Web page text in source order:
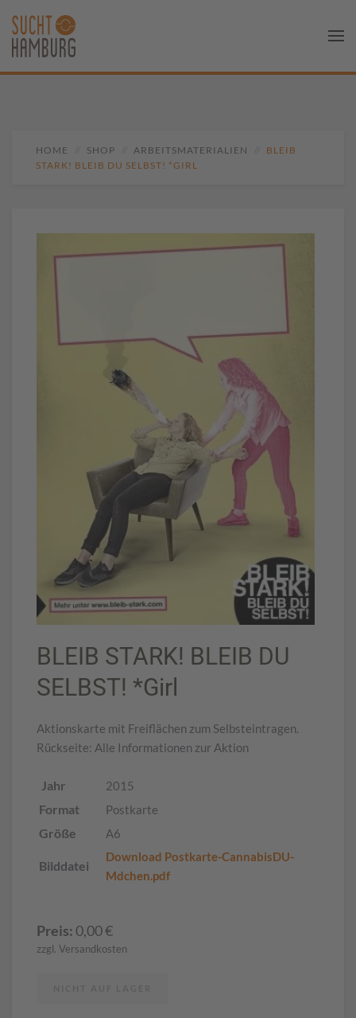
HOME SHOP ARBEITSMATERIALIEN
BLEIB
STARK! BLEIB DU SELBST! *GIRL
BLEIB STARK! BLEIB DU
SELBST! *Girl
Aktionskarte mit Freiflächen zum Selbsteintragen.
Rückseite: Alle Informationen zur Aktion
Jahr 2015
Format Postkarte
Größe A6
Bilddatei
Download Postkarte-CannabisDU-
Mdchen.pdf
Preis: 0,00€
zzgl. Versandkosten